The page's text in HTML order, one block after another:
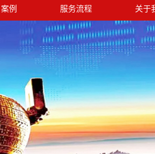
例 服务流程 关于